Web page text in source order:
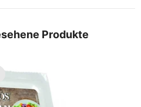
Produkte